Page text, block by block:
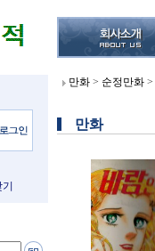
만화 > 순정만화 >
만화